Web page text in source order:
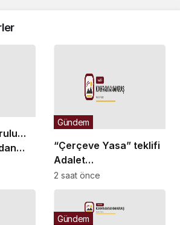
“Çerçeve Yasa” teklifi
Adalet
Komisyonu’nda… İYİ
Partili Olgun: Meclis
milletvekilinden,
komisyon
Gündem
2 saat önce
Gündem